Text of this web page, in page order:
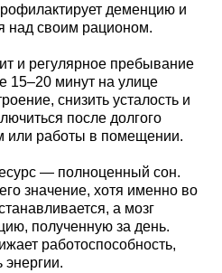
деменцию и
над своим рационом.
и регулярное пребывание
15–20 минут на улице
снизить усталость и
после долгого
или работы в помещении.
— полноценный сон.
значение, хотя именно во
а мозг
полученную за день.
работоспособность,
энергии.